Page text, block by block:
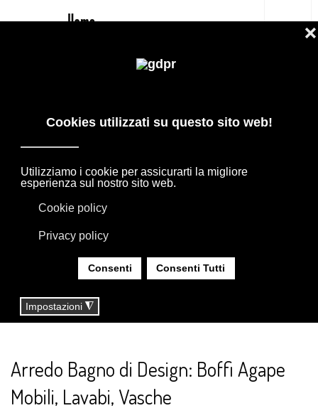
LAVABI E VASCHE DI ALTA GAMMA
FLEXFORM, MOOOI. BIANCHERIA, TAPPETI E
LIMONTA. ILLUMINAZIONE DAVIDE GROPPI
OLUCE.
SEI QUI: HOME |
Arredo Bagno di Design: Boffi Agape
Mobili, Lavabi, Vasche